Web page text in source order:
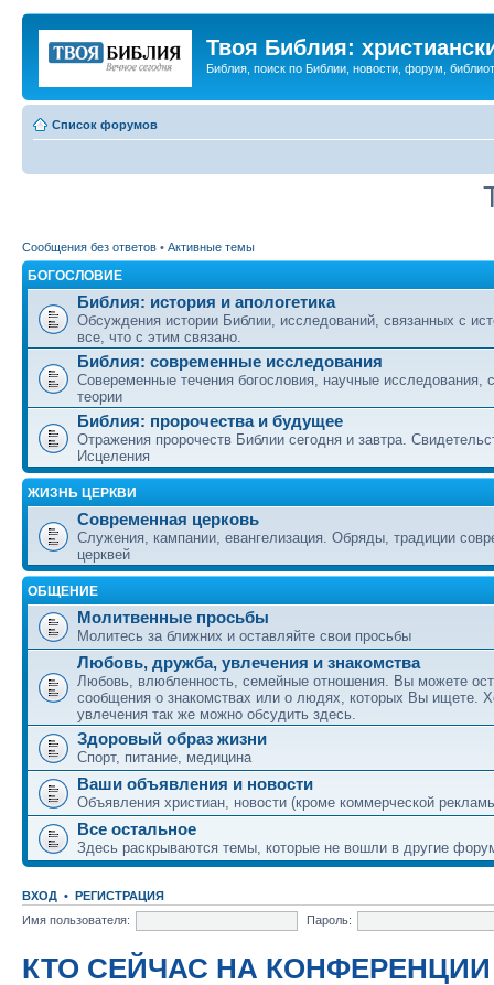
Твоя Библия:
Библия, поиск по Библии, новости, форум,
Список форумов
Сообщения без ответов • Активные темы
БОГОСЛОВИЕ
Библия: история и апологетика
Обсуждения истории Библии, исследований, связанных с
все, что с этим связано.
Библия: современные исследования
Совеременные течения богословия, научные исследования,
теории
Библия: пророчества и будущее
Отражения пророчеств Библии сегодня и завтра.
Исцеления
ЖИЗНЬ ЦЕРКВИ
Современная церковь
Служения, кампании, евангелизация. Обряды, традиции
церквей
ОБЩЕНИЕ
Молитвенные просьбы
Молитесь за ближних и оставляйте свои просьбы
Любовь, дружба, увлечения и знакомства
Любовь, влюбленность, семейные отношения. Вы можете
сообщения о знакомствах или о людях, которых Вы ищете.
увлечения так же можно обсудить здесь.
Здоровый образ жизни
Спорт, питание, медицина
Ваши объявления и новости
Объявления христиан, новости (кроме коммерческой
Все остальное
Здесь раскрываются темы, которые не вошли в другие
ВХОД • РЕГИСТРАЦИЯ
Имя пользователя:
Пароль:
КТО СЕЙЧАС НА КОНФЕРЕНЦИИ